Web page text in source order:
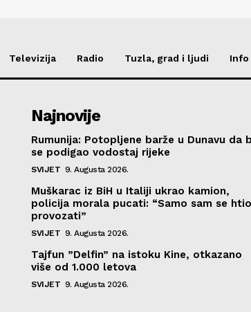
Televizija Radio Tuzla, grad i ljudi Info
Najnovije
Rumunija: Potopljene barže u Dunavu da
se podigao vodostaj rijeke
SVIJET 9. Augusta 2026.
Muškarac iz BiH u Italiji ukrao kamion,
policija morala pucati: “Samo sam se htio
provozati”
SVIJET 9. Augusta 2026.
Tajfun ”Delfin” na istoku Kine, otkazano
više od 1.000 letova
SVIJET 9. Augusta 2026.